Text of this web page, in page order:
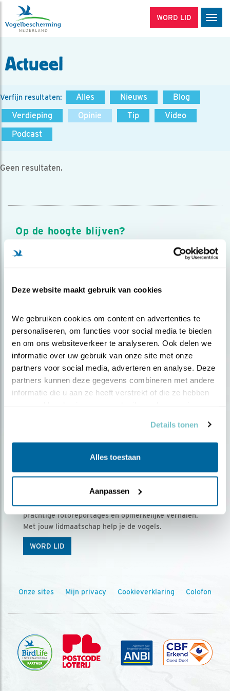
Deze website maakt gebruik van cookies
We gebruiken cookies om content en advertenties te
personaliseren, om functies voor social media te bieden
en om ons websiteverkeer te analyseren. Ook delen we
informatie over uw gebruik van onze site met onze
partners voor social media, adverteren en analyse. Deze
partners kunnen deze gegevens combineren met andere
informatie die u aan ze heeft verstrekt of die ze hebben
Details tonen
Alles toestaan
Aanpassen
WORD LID
Actueel
Verfijn resultaten: Alles Nieuws
Blog
Verdieping
Opinie Tip
Video
Podcast
Geen resultaten.
Op de hoogte blijven?
Meld je aan en ontvang nieuws, inspiratie, acties en tips
over vogels en activiteiten van Vogelbescherming.
Ontvang 5 x Vogels voor € 36,00 per jaar
Vogels is het tijdschrift voor onze leden, met
prachtige fotoreportages en opmerkelijke verhalen.
Met jouw lidmaatschap help je de vogels.
WORD LID
Onze sites Mijn privacy Cookieverklaring Colofon